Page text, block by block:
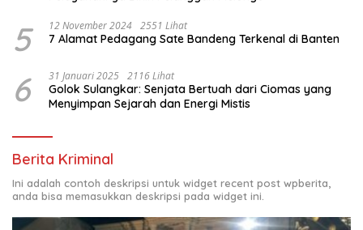
5 12 November 2024 2551 Lihat
7 Alamat Pedagang Sate Bandeng Terkenal di Banten
6 31 Januari 2025 2116 Lihat
Golok Sulangkar: Senjata Bertuah dari Ciomas yang
Menyimpan Sejarah dan Energi Mistis
Berita Kriminal
Ini adalah contoh deskripsi untuk widget recent post wpberita,
anda bisa memasukkan deskripsi pada widget ini.